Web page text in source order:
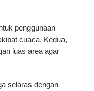
penggunaan
cuaca. Kedua,
luas area agar
selaras dengan